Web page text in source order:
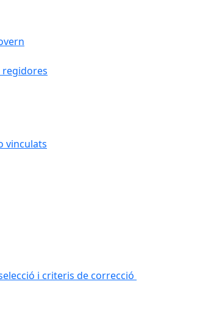
vinculats
i criteris de correcció